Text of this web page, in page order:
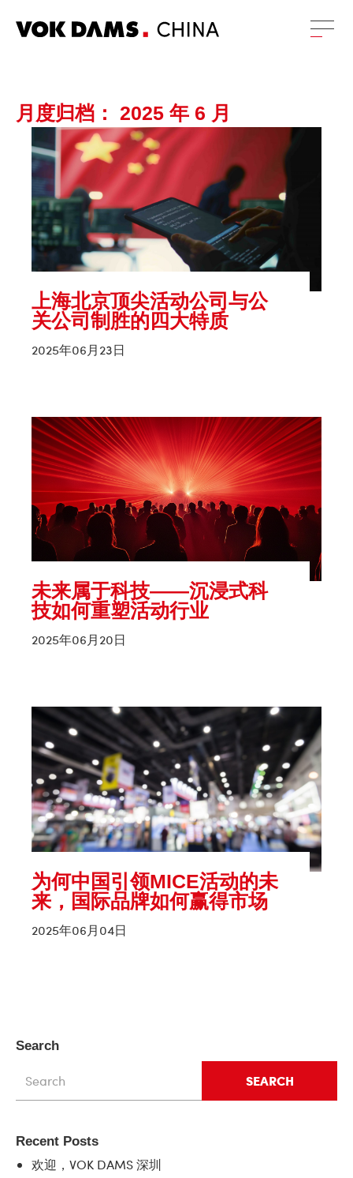
月度归档： 2025 年 6 月
上海北京顶尖活动公司与公
关公司制胜的四大特质
2025年06月23日
未来属于科技——沉浸式科
技如何重塑活动行业
2025年06月20日
为何中国引领MICE活动的未
来，国际品牌如何赢得市场
2025年06月04日
Search
SEARCH
Recent Posts
欢迎，VOK DAMS 深圳